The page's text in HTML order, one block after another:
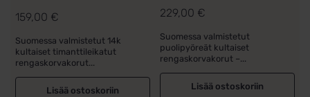
159,00 €
Suomessa valmistetut 14k
kultaiset timanttileikatut
rengaskorvakorut...
Lisää ostoskoriin
229,00 €
Suomessa valmistetut
puolipyöreät kultaiset
rengaskorvakorut –...
Lisää ostoskoriin